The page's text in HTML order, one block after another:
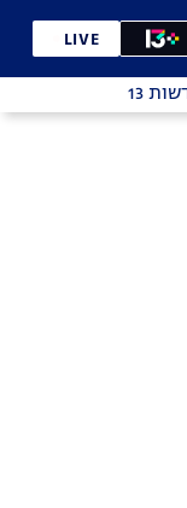
LIVE
13